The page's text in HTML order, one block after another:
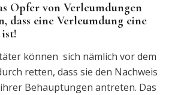
Opfer von Verleumdungen
dass eine Verleumdung eine
können sich nämlich vor dem
retten, dass sie den Nachweis
Behauptungen antreten. Das